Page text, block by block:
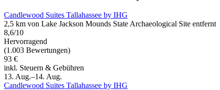
Candlewood Suites Tallahassee by IHG
2,5 km von Lake Jackson Mounds State Archaeological Site entfernt
8,6/10
Hervorragend
(1.003 Bewertungen)
93 €
inkl. Steuern & Gebühren
13. Aug.–14. Aug.
Candlewood Suites Tallahassee by IHG